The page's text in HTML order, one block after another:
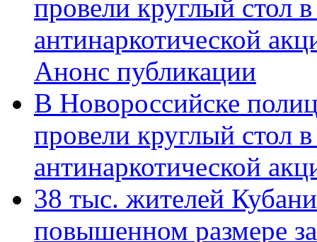
провели круглый стол
антинаркотической
Анонс публикации
В Новороссийске
провели круглый стол
антинаркотической
38 тыс. жителей
повышенном размере